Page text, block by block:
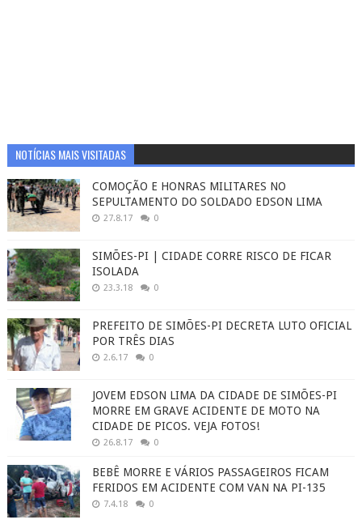
NOTÍCIAS MAIS VISITADAS
COMOÇÃO E HONRAS MILITARES NO
SEPULTAMENTO DO SOLDADO EDSON LIMA
27.8.17 0
SIMÕES-PI | CIDADE CORRE RISCO DE FICAR
ISOLADA
23.3.18 0
PREFEITO DE SIMÕES-PI DECRETA LUTO OFICIAL
POR TRÊS DIAS
2.6.17 0
JOVEM EDSON LIMA DA CIDADE DE SIMÕES-PI
MORRE EM GRAVE ACIDENTE DE MOTO NA
CIDADE DE PICOS. VEJA FOTOS!
26.8.17 0
BEBÊ MORRE E VÁRIOS PASSAGEIROS FICAM
FERIDOS EM ACIDENTE COM VAN NA PI-135
7.4.18 0